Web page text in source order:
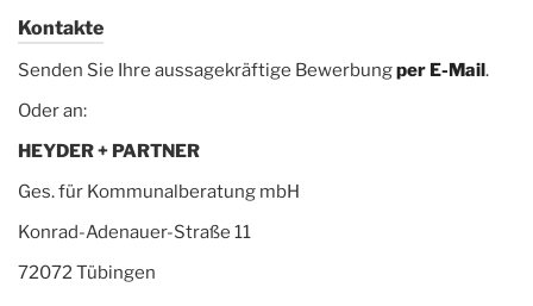
Kontakte
Senden Sie Ihre aussagekräftige Bewerbungper E-Mail.
Oder an:
HEYDER + PARTNER
Ges. für Kommunalberatung mbH
Konrad-Adenauer-Straße 11
72072 Tübingen